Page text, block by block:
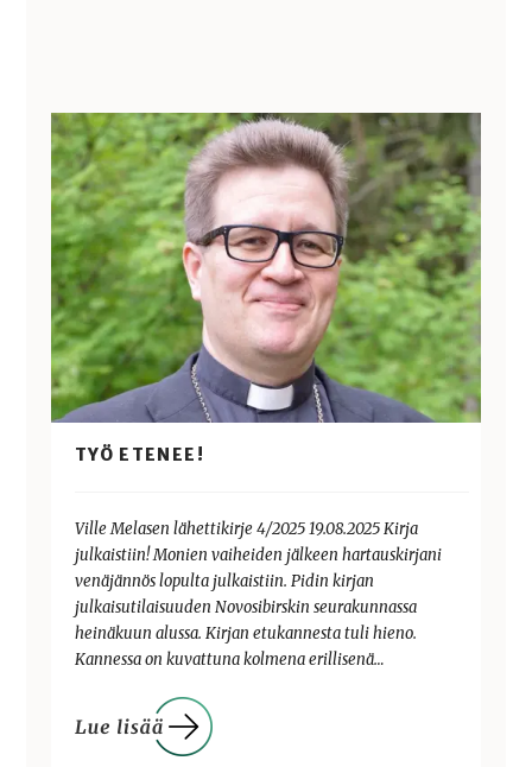
TYÖ ETENEE!
Ville Melasen lähettikirje 4/2025 19.08.2025 Kirja
julkaistiin! Monien vaiheiden jälkeen hartauskirjani
venäjännös lopulta julkaistiin. Pidin kirjan
julkaisutilaisuuden Novosibirskin seurakunnassa
heinäkuun alussa. Kirjan etukannesta tuli hieno.
Kannessa on kuvattuna kolmena erillisenä…